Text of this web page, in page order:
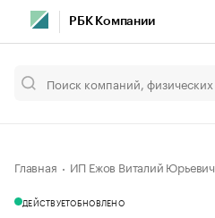
РБК Компании
Главная ИП Ежов Виталий Юрьевич
ДЕЙСТВУЕТОБНОВЛЕНО